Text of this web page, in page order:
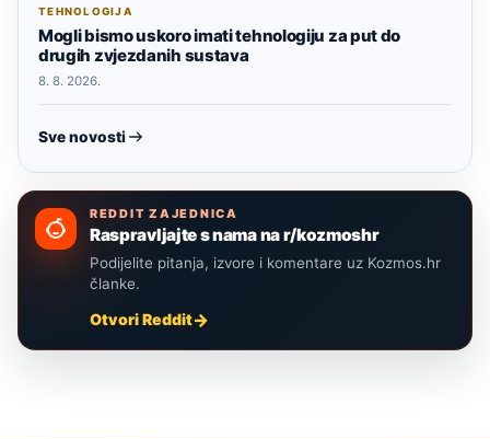
TEHNOLOGIJA
Mogli bismo uskoro imati tehnologiju za put do
drugih zvjezdanih sustava
8. 8. 2026.
Sve novosti
REDDIT ZAJEDNICA
Raspravljajte s nama na r/kozmoshr
Podijelite pitanja, izvore i komentare uz Kozmos.hr
članke.
Otvori Reddit